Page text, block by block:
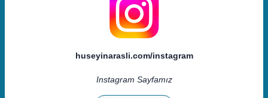
huseyinarasli.com/instagram
Instagram Sayfamız